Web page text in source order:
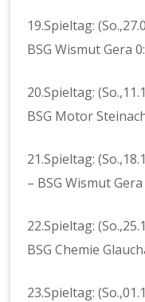
19.Spieltag:
BSG Wismut Gera
20.Spieltag:
BSG Motor
21.Spieltag:
– BSG Wismut Gera
22.Spieltag:
BSG Chemie
23.Spieltag: